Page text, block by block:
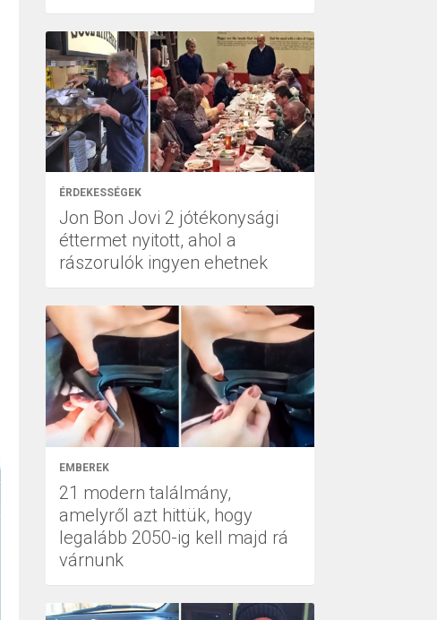
ÉRDEKESSÉGEK
Jon Bon Jovi 2 jótékonysági
éttermet nyitott, ahol a
rászorulók ingyen ehetnek
EMBEREK
21 modern találmány,
amelyről azt hittük, hogy
legalább 2050-ig kell majd rá
várnunk